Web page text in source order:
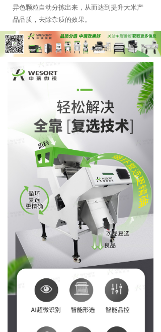
异色颗粒自动分拣出来，从而达到提升大米产
品品质，去除杂质的效果。